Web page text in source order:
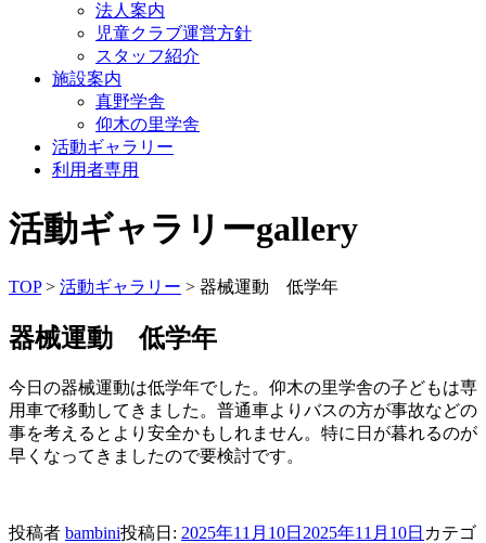
法人案内
児童クラブ運営方針
スタッフ紹介
施設案内
真野学舎
仰木の里学舎
活動ギャラリー
利用者専用
活動ギャラリーgallery
TOP> 活動ギャラリー > 器械運動 低学年
器械運動 低学年
今日の器械運動は低学年でした。仰木の里学舎の子どもは専
用車で移動してきました。普通車よりバスの方が事故などの
事を考えるとより安全かもしれません。特に日が暮れるのが
早くなってきましたので要検討です。
投稿者 bambini投稿日: 2025年11月10日 2025年11月10日 カテゴ